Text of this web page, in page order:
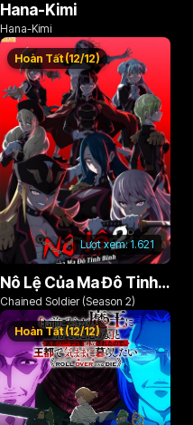
Hana-Kimi
Hana-Kimi
Lượt xem: 1.621
Hoàn Tất (12/12)
Nô Lệ Của Ma Đô Tinh Binh (Phần 2)
Chained Soldier (Season 2)
Hoàn Tất (12/12)